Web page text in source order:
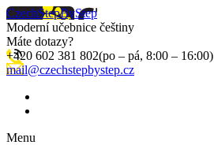
CzechStepByStep
Moderní učebnice češtiny
Máte dotazy?
+420 602 381 802(po – pá, 8:00 – 16:00)
mail@czechstepbystep.cz
Menu